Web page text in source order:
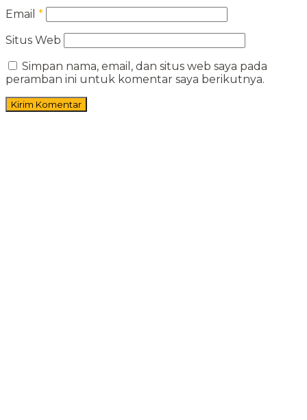
Email *
Situs Web
Simpan nama, email, dan situs web saya pada
peramban ini untuk komentar saya berikutnya.